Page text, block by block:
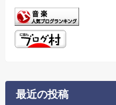
最近の投稿